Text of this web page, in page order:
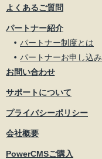
よくあるご質問
パートナー紹介
パートナー制度とは
パートナーお申し込み
お問い合わせ
サポートについて
プライバシーポリシー
会社概要
PowerCMSご購入